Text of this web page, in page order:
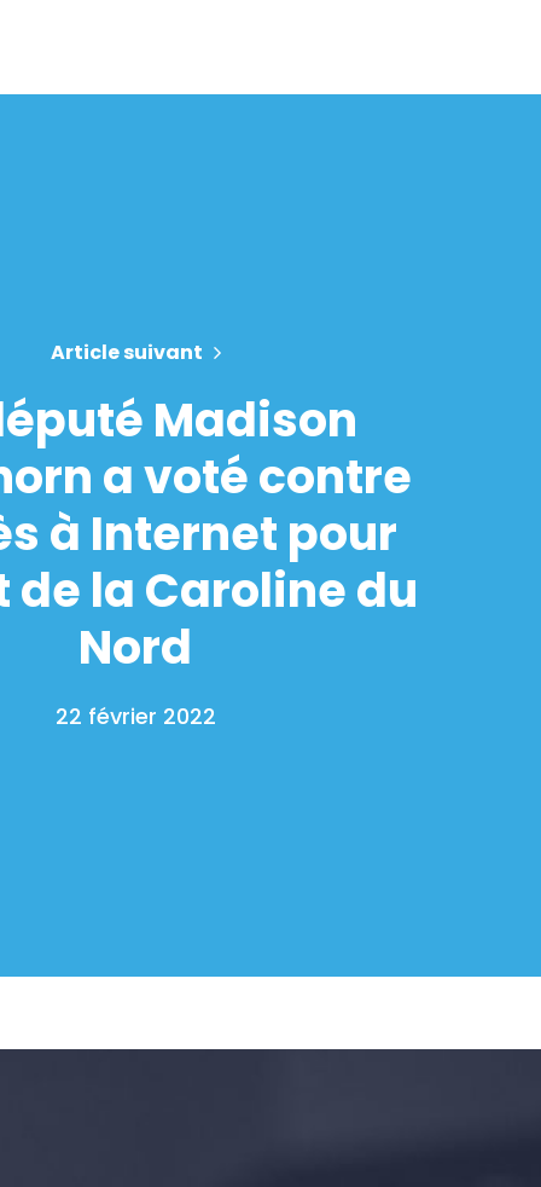
Article suivant
Madison
a voté contre
à Internet pour
de la Caroline du
Nord
22 février 2022